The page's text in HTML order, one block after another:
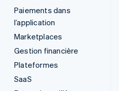
Paiements dans
l’application
Marketplaces
Gestion financière
Plateformes
SaaS